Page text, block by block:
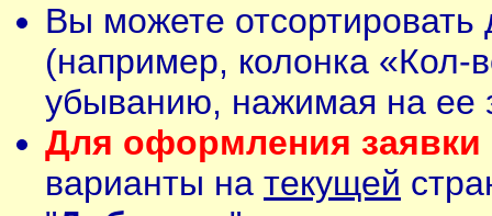
Вы можете
(например, колонка «Кол-
убыванию, нажимая на ее
Для оформления заявки
варианты на текущей